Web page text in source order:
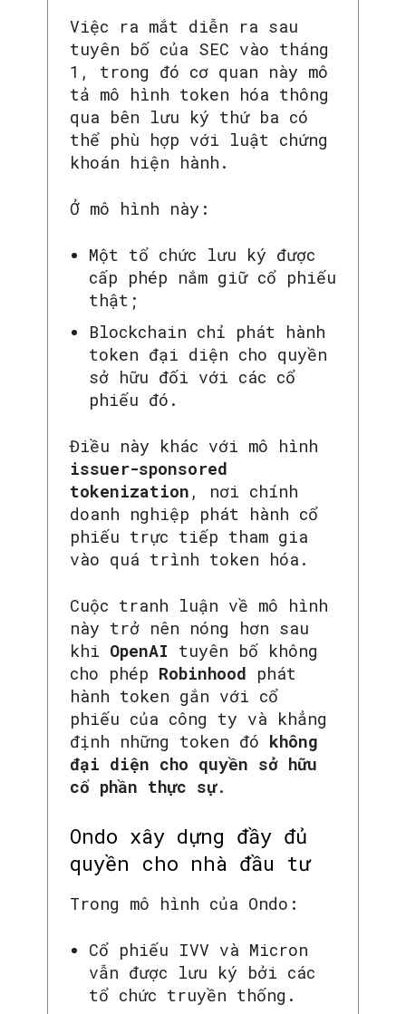
Việc ra mắt diễn ra sau
tuyên bố của SEC vào tháng
1, trong đó cơ quan này mô
tả mô hình token hóa thông
qua bên lưu ký thứ ba có
thể phù hợp với luật chứng
khoán hiện hành.
Ở mô hình này:
Một tổ chức lưu ký được
cấp phép nắm giữ cổ phiếu
thật;
Blockchain chỉ phát hành
token đại diện cho quyền
sở hữu đối với các cổ
phiếu đó.
Điều này khác với mô hình
issuer-sponsored
tokenization , nơi chính
doanh nghiệp phát hành cổ
phiếu trực tiếp tham gia
vào quá trình token hóa.
Cuộc tranh luận về mô hình
này trở nên nóng hơn sau
khi OpenAI tuyên bố không
cho phép Robinhood phát
hành token gắn với cổ
phiếu của công ty và khẳng
định những token đó không
đại diện cho quyền sở hữu
cổ phần thực sự.
Ondo xây dựng đầy đủ
quyền cho nhà đầu tư
Trong mô hình của Ondo:
Cổ phiếu IVV và Micron
vẫn được lưu ký bởi các
tổ chức truyền thống.